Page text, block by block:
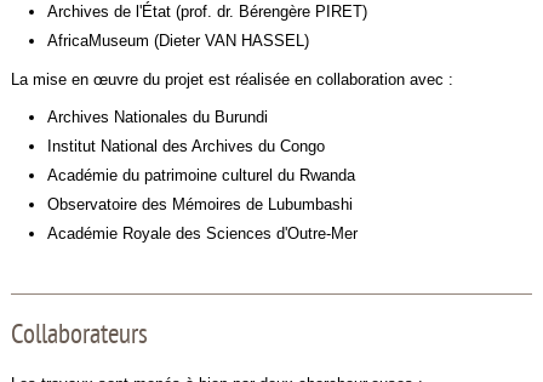
Archives de l'État (prof. dr. Bérengère PIRET)
AfricaMuseum (Dieter VAN HASSEL)
La mise en œuvre du projet est réalisée en collaboration avec :
Archives Nationales du Burundi
Institut National des Archives du Congo
Académie du patrimoine culturel du Rwanda
Observatoire des Mémoires de Lubumbashi
Académie Royale des Sciences d'Outre-Mer
Collaborateurs